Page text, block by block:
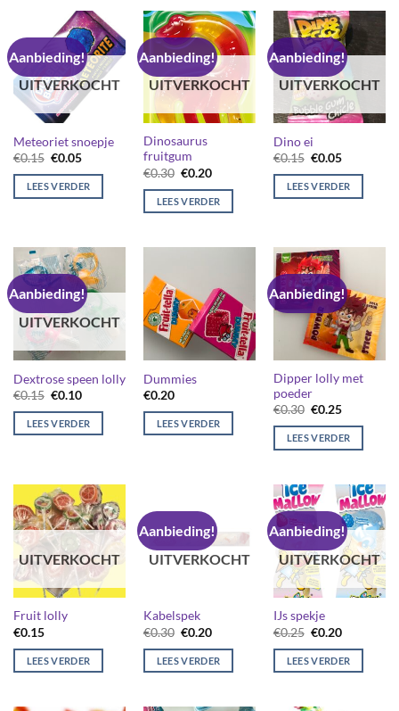
Aanbieding!
UITVERKOCHT
Meteoriet snoepje
€0.15 Oorspronkelijke
was:
€0.15.
€0.05Huidige
is:
€0.05.
LEES VERDER
Aanbieding!
UITVERKOCHT
Dinosaurus
fruitgum
€0.30 Oorspronkelijke
was:
€0.30.
€0.20Huidige
is:
€0.20.
LEES VERDER
Aanbieding!
UITVERKOCHT
Dino ei
€0.15 Oorspronkelijke
was:
€0.15.
€0.05Huidige
is:
€0.05.
LEES VERDER
Aanbieding!
UITVERKOCHT
Dextrose speen lolly
€0.15 Oorspronkelijke
was:
€0.15.
€0.10Huidige
is:
€0.10.
LEES VERDER
Dummies
€0.20
LEES VERDER
Aanbieding!
Dipper lolly met
poeder
€0.30 Oorspronkelijke
was:
€0.30.
€0.25Huidige
is:
€0.25.
LEES VERDER
UITVERKOCHT
Fruit lolly
€0.15
LEES VERDER
Aanbieding!
UITVERKOCHT
Kabelspek
€0.30 Oorspronkelijke
was:
€0.30.
€0.20Huidige
is:
€0.20.
LEES VERDER
Aanbieding!
UITVERKOCHT
IJs spekje
€0.25 Oorspronkelijke
was:
€0.25.
€0.20Huidige
is:
€0.20.
LEES VERDER